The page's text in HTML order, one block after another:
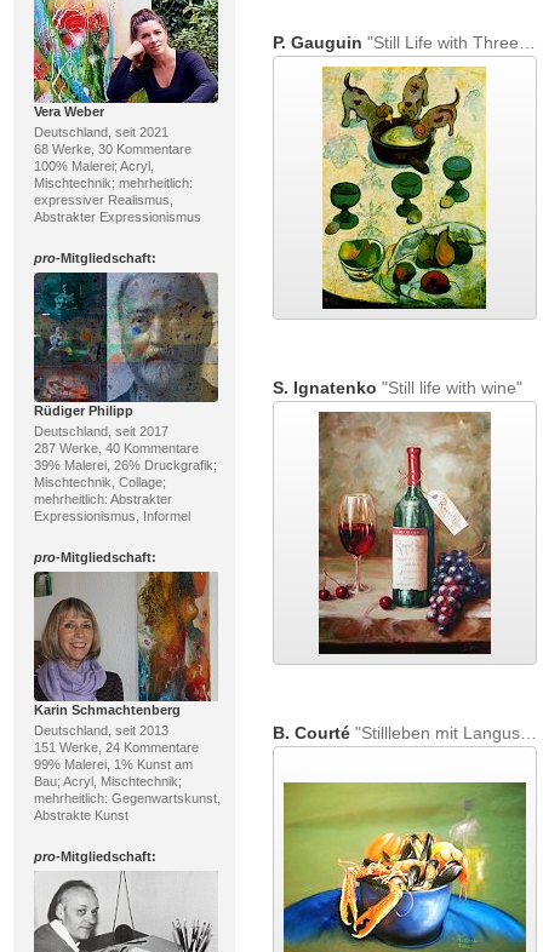
Vera Weber
Deutschland, seit 2021
68 Werke, 30 Kommentare
100% Malerei; Acryl,
Mischtechnik; mehrheitlich:
expressiver Realismus,
Abstrakter Expressionismus
pro-Mitgliedschaft:
Rüdiger Philipp
Deutschland, seit 2017
287 Werke, 40 Kommentare
39% Malerei, 26% Druckgrafik;
Mischtechnik, Collage;
mehrheitlich: Abstrakter
Expressionismus, Informel
pro-Mitgliedschaft:
Karin Schmachtenberg
Deutschland, seit 2013
151 Werke, 24 Kommentare
99% Malerei, 1% Kunst am
Bau; Acryl, Mischtechnik;
mehrheitlich: Gegenwartskunst,
Abstrakte Kunst
pro-Mitgliedschaft:
P. Gauguin "Still Life with Three Puppies"
S. Ignatenko "Still life with wine"
B. Courté"Stillleben mit Languste"